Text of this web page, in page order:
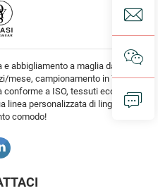
abbigliamento a maglia dal 2002.
mese, campionamento in 7 giorni,
conforme a ISO, tessuti ecologici,
linea personalizzata di lingerie e
comodo!